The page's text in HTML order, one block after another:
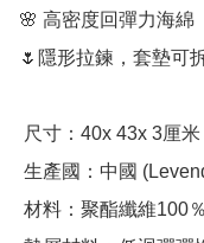
🌸 高密度回彈力海綿
🌷隱形拉鍊，套墊可